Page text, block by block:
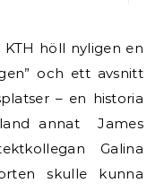
och ett avsnitt
– en historia
annat James
Galina
skulle kunna